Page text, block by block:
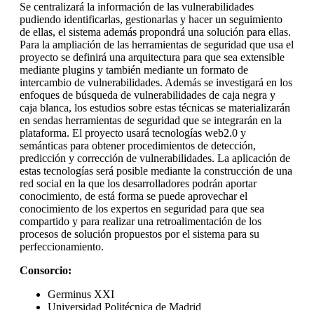
Se centralizará la información de las vulnerabilidades
pudiendo identificarlas, gestionarlas y hacer un seguimiento
de ellas, el sistema además propondrá una solución para ellas.
Para la ampliación de las herramientas de seguridad que usa el
proyecto se definirá una arquitectura para que sea extensible
mediante plugins y también mediante un formato de
intercambio de vulnerabilidades. Además se investigará en los
enfoques de búsqueda de vulnerabilidades de caja negra y
caja blanca, los estudios sobre estas técnicas se materializarán
en sendas herramientas de seguridad que se integrarán en la
plataforma. El proyecto usará tecnologías web2.0 y
semánticas para obtener procedimientos de detección,
predicción y corrección de vulnerabilidades. La aplicación de
estas tecnologías será posible mediante la construcción de una
red social en la que los desarrolladores podrán aportar
conocimiento, de está forma se puede aprovechar el
conocimiento de los expertos en seguridad para que sea
compartido y para realizar una retroalimentación de los
procesos de solución propuestos por el sistema para su
perfeccionamiento.
Consorcio:
Germinus XXI
Universidad Politécnica de Madrid